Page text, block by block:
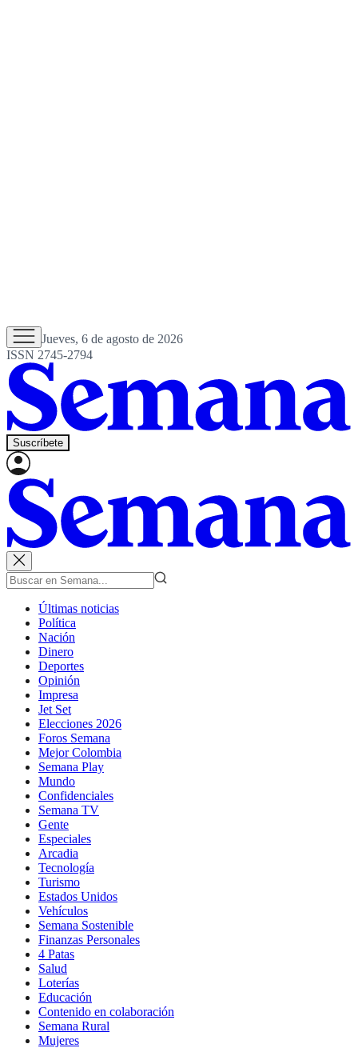
Jueves, 6 de agosto de 2026
ISSN 2745-2794
Suscríbete
Últimas noticias
Política
Nación
Dinero
Deportes
Opinión
Impresa
Jet Set
Elecciones 2026
Foros Semana
Mejor Colombia
Semana Play
Mundo
Confidenciales
Semana TV
Gente
Especiales
Arcadia
Tecnología
Turismo
Estados Unidos
Vehículos
Semana Sostenible
Finanzas Personales
4 Patas
Salud
Loterías
Educación
Contenido en colaboración
Semana Rural
Mujeres